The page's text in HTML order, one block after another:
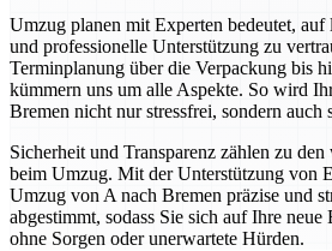
Umzug planen mit Experten bedeutet,
und professionelle Unterstützung zu
Terminplanung über die Verpackung bis
kümmern uns um alle Aspekte. So wird
Bremen nicht nur stressfrei, sondern auch
Sicherheit und Transparenz zählen zu
beim Umzug. Mit der Unterstützung von
Umzug von A nach Bremen präzise und
abgestimmt, sodass Sie sich auf Ihre
ohne Sorgen oder unerwartete Hürden.